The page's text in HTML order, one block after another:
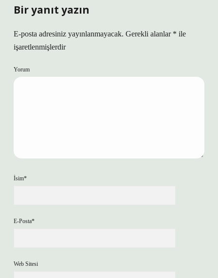
Bir yanıt yazın
E-posta adresiniz yayınlanmayacak. Gerekli alanlar * ile
işaretlenmişlerdir
Yorum
İsim*
E-Posta*
Web Sitesi